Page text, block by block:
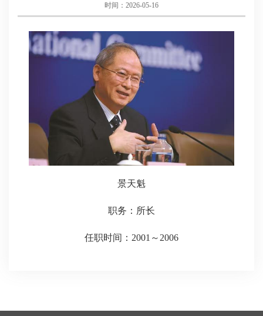
时间：2026-05-16
景天魁
职务：所长
任职时间：2001～2006